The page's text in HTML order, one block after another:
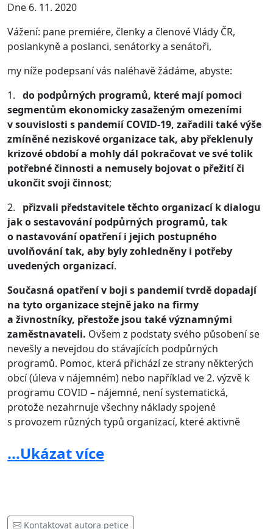
Dne 6. 11. 2020
Vážení: pane premiére, členky a členové Vlády ČR,
poslankyně a poslanci, senátorky a senátoři,
my níže podepsaní vás naléhavě žádáme, abyste:
1. do podpůrných programů, které mají pomoci
segmentům ekonomicky zasaženým omezeními
v souvislosti s pandemií COVID-19, zařadili také výše
zmíněné neziskové organizace tak, aby překlenuly
krizové období a mohly dál pokračovat ve své tolik
potřebné činnosti a nemusely bojovat o přežití či
ukončit svoji činnost;
2. přizvali představitele těchto organizací k dialogu
jak o sestavování podpůrných programů, tak
o nastavování opatření i jejich postupného
uvolňování tak, aby byly zohledněny i potřeby
uvedených organizací.
Současná opatření v boji s pandemií tvrdě dopadají
na tyto organizace stejně jako na firmy
a živnostníky, přestože jsou také významnými
zaměstnavateli. Ovšem z podstaty svého působení se
nevešly a nevejdou do stávajících podpůrných
programů. Pomoc, která přichází ze strany některých
obcí (úleva v nájemném) nebo například ve 2. výzvě k
programu COVID – nájemné, není systematická,
protože nezahrnuje všechny náklady spojené
s provozem různých typů organizací, které aktivně
Mnohé z nich již nyní bojují o přežití a svoji
sociální prevence pro rodiny s dětmi, pomáhají při
...Ukázat více
Kontaktovat autora petice